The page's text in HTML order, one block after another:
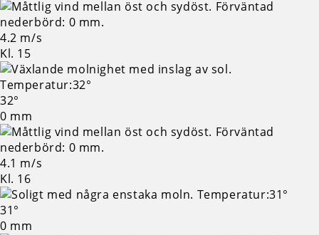
4.2 m/s
Kl. 15
32°
0 mm
4.1 m/s
Kl. 16
31°
0 mm